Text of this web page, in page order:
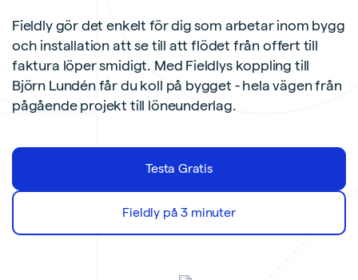
Fieldly gör det enkelt för dig som arbetar inom bygg
och installation att se till att flödet från offert till
faktura löper smidigt. Med Fieldlys koppling till
Björn Lundén får du koll på bygget - hela vägen från
pågående projekt till löneunderlag.
Testa Gratis
Fieldly på 3 minuter